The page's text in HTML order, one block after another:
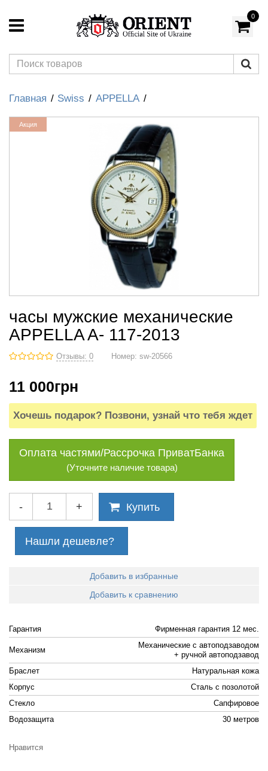
0
Главная Swiss APPELLA
Акция
часы мужские механические
APPELLA A- 117-2013
Отзывы: 0 Номер: sw-20566
11 000грн
Хочешь подарок? Позвони, узнай что тебя ждет
Оплата частями/Рассрочка ПриватБанка
(Уточните наличие товара)
- + Купить
Нашли дешевле?
Добавить в избранные
Добавить к сравнению
Гарантия Фирменная гарантия 12 мес.
Механизм
Механические с автоподзаводом
+ ручной автоподзавод
Браслет
Натуральная кожа
Корпус
Cталь с позолотой
Стекло
Сапфировое
Водозащита
30 метров
Нравится